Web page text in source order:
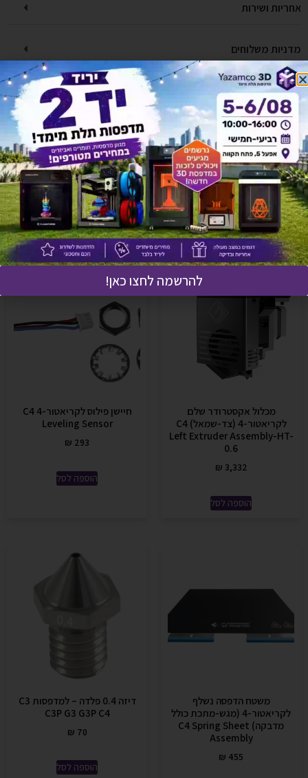
אחריות ושירות
מדניות משלוחים
יש לך שאלה על המוצר?
לחץ כאן ונציגנו יחזרו אליך בהקדם!
אולי יעניין אותך גם
מכלול אקסטרודר שלם
לקריאטור-4 (צד-שמאל) C4
Left Extruder Assembly-HT-
0.6
₪ 3,332
הוספה לסל
חיישן פילוס לקריאטור-4 C4
Leveling Sensor
₪ 293
הוספה לסל
משטח הדפסה נשלף
לקריאטור-4 (מגש-מתכת כולל
מדבקה) C4 Spring Sheet
Assembly
₪ 455
דיזה 0.4 פלדה – למדפסות C3
C3P G3 G3P C4
₪ 70
הוספה לסל
להרשמה לחצו כאן!